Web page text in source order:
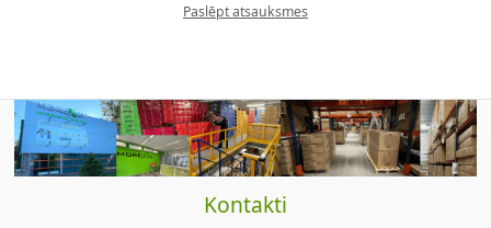
Paslēpt atsauksmes
Kontakti